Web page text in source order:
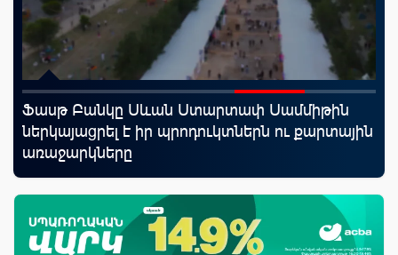
Ֆասթ Բանկը Սևան Ստարտափ Սամմիթին
ներկայացրել է իր պրոդուկտներն ու քարտային
առաջարկները